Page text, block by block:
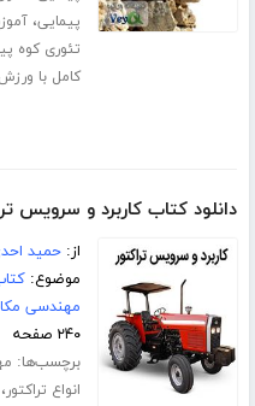
پیمایی،
تئوری کوه
کامل با
دانلود کتاب کاربرد و سرویس
از:حمید
موضوع:
مهندسی
۲۴۰ صفحه
برچسب‌ها:
انواع تراکتور،